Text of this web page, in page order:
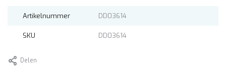
Artikelnummer DD03614
SKU DD03614
Delen